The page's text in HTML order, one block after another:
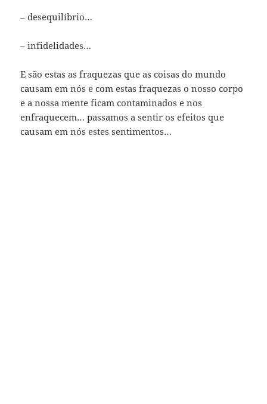
– desequilíbrio…
– infidelidades…
E são estas as fraquezas que as coisas do mundo
causam em nós e com estas fraquezas o nosso corpo
e a nossa mente ficam contaminados e nos
enfraquecem… passamos a sentir os efeitos que
causam em nós estes sentimentos…